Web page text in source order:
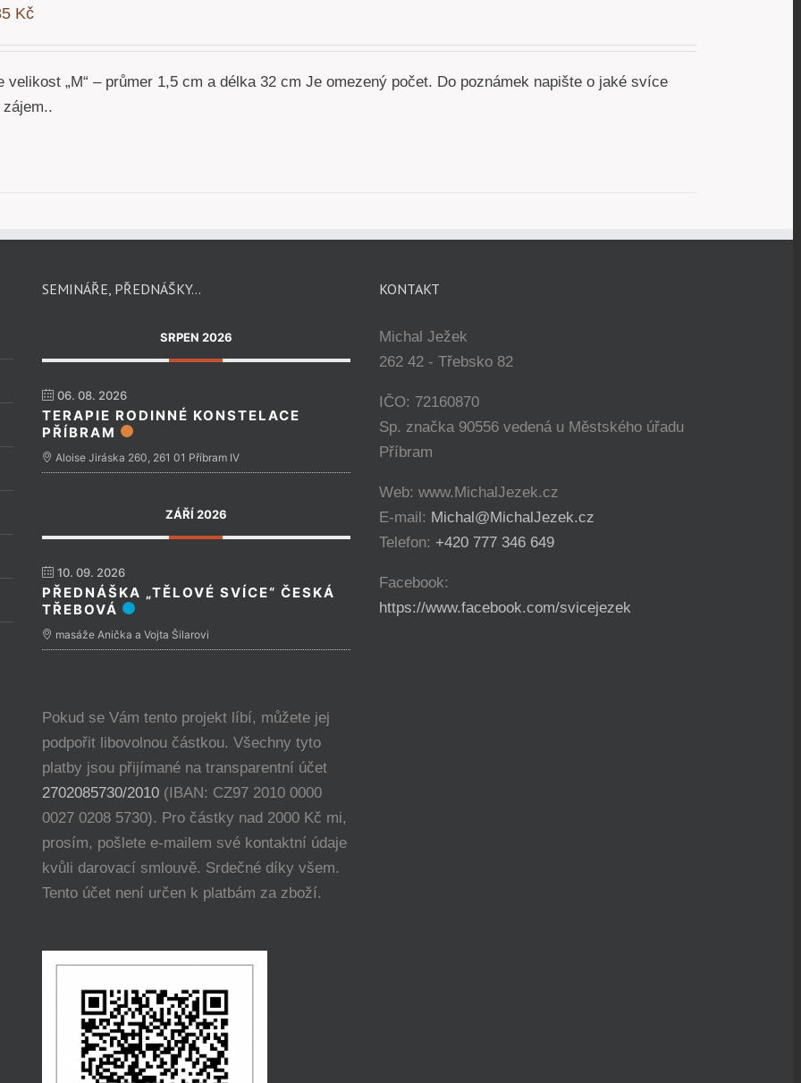
Kč
velikost „M“ – průmer 1,5 cm a délka 32 cm Je omezený počet. Do poznámek napište o jaké svíce
zájem..
SEMINÁŘE, PŘEDNÁŠKY…
SRPEN 2026
06. 08. 2026
TERAPIE RODINNÉ KONSTELACE
PŘÍBRAM
Aloise Jiráska 260, 261 01 Příbram IV
ZÁŘÍ 2026
10. 09. 2026
PŘEDNÁŠKA „TĚLOVÉ SVÍCE“ ČESKÁ
TŘEBOVÁ
masáže Anička a Vojta Šilarovi
Pokud se Vám tento projekt líbí, můžete jej
podpořit libovolnou částkou. Všechny tyto
platby jsou přijímané na transparentní účet
2702085730/2010(IBAN: CZ97 2010 0000
0027 0208 5730). Pro částky nad 2000 Kč mi,
prosím, pošlete e-mailem své kontaktní údaje
kvůli darovací smlouvě. Srdečné díky všem.
Tento účet není určen k platbám za zboží.
KONTAKT
Michal Ježek
262 42 - Třebsko 82
IČO: 72160870
Sp. značka 90556 vedená u Městského úřadu
Příbram
Web: www.MichalJezek.cz
E-mail: Michal@MichalJezek.cz
Telefon: +420 777 346 649
Facebook:
https://www.facebook.com/svicejezek